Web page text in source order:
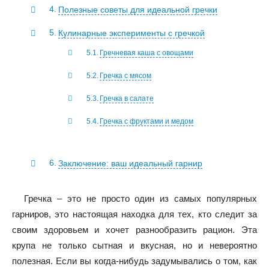
Полезные советы для идеальной гречки
Кулинарные эксперименты с гречкой
Гречневая каша с овощами
Гречка с мясом
Гречка в салате
Гречка с фруктами и медом
Заключение: ваш идеальный гарнир
Гречка – это не просто один из самых популярных
гарниров, это настоящая находка для тех, кто следит за
своим здоровьем и хочет разнообразить рацион. Эта
крупа не только сытная и вкусная, но и невероятно
полезная. Если вы когда-нибудь задумывались о том, как